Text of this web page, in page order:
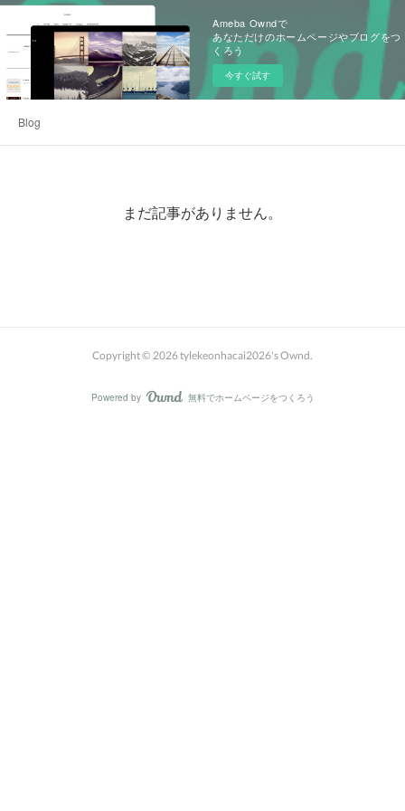
Ameba Owndで
あなただけのホームページやブログをつ
くろう
今すぐ試す
Blog
まだ記事がありません。
Copyright © 2026tylekeonhacai2026's Ownd.
Powered by AmebaOwnd
無料でホームページをつくろう